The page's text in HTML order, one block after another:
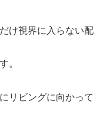
け視界に入らない配
。
リビングに向かって